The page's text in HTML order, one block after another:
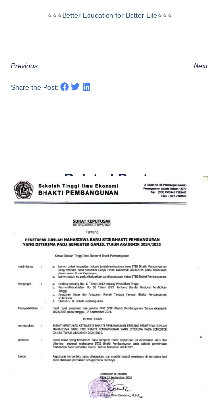
⭐⭐⭐Better Education for Better Life⭐⭐⭐
Previous Next
Share the Post:
Related Posts